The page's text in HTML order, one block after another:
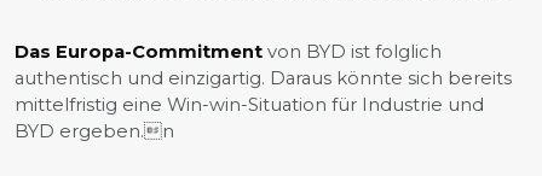
Das Europa-Commitmentvon BYD ist folglich
authentisch und einzigartig. Daraus könnte sich bereits
mittelfristig eine Win-win-Situation für Industrie und
BYD ergeben.n